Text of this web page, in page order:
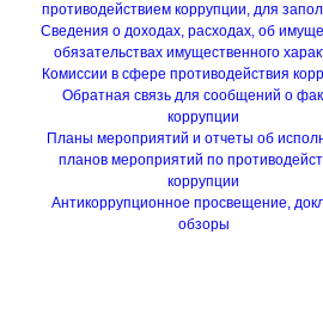
противодействием коррупции, для
Сведения о доходах, расходах, об
обязательствах имущественного
Комиссии в сфере противодействия
Обратная связь для сообщений о
коррупции
Планы мероприятий и отчеты об
планов мероприятий по
коррупции
Антикоррупционное просвещение,
обзоры